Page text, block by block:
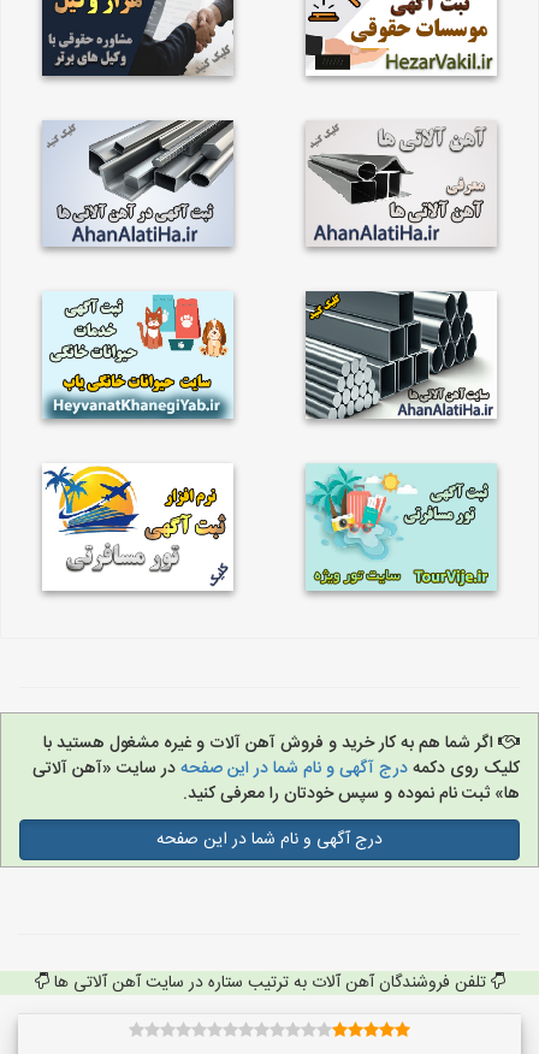
اگر شما هم به کار خرید و فروش آهن آلات و غیره مشغول هستید با
کلیک روی دکمهدرج آگهی و نام شما در این صفحهدر سایت «آهن آلاتی
ها» ثبت نام نموده و سپس خودتان را معرفی کنید.
درج آگهی و نام شما در این صفحه
تلفن فروشندگان آهن آلات به ترتیب ستاره در سایت آهن آلاتی ها